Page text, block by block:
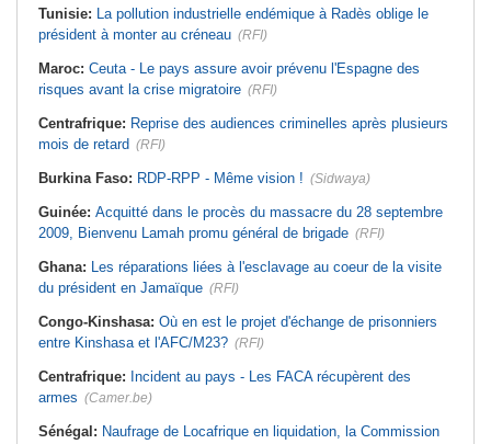
Tunisie: La pollution industrielle endémique à Radès oblige le
président à monter au créneau (RFI)
Maroc: Ceuta - Le pays assure avoir prévenu l'Espagne des
risques avant la crise migratoire (RFI)
Centrafrique: Reprise des audiences criminelles après plusieurs
mois de retard (RFI)
Burkina Faso: RDP-RPP - Même vision ! (Sidwaya)
Guinée: Acquitté dans le procès du massacre du 28 septembre
2009, Bienvenu Lamah promu général de brigade (RFI)
Ghana: Les réparations liées à l'esclavage au coeur de la visite
du président en Jamaïque (RFI)
Congo-Kinshasa: Où en est le projet d'échange de prisonniers
entre Kinshasa et l'AFC/M23? (RFI)
Centrafrique: Incident au pays - Les FACA récupèrent des
armes (Camer.be)
Sénégal: Naufrage de Locafrique en liquidation, la Commission